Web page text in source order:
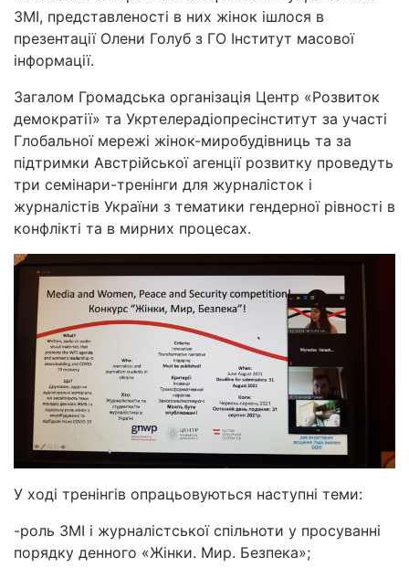
ЗМІ, представленості в них жінок ішлося в
презентації Олени Голуб з ГО Інститут масової
інформації.
Загалом Громадська організація Центр «Розвиток
демократії» та Укртелерадіопресінститут за участі
Глобальної мережі жінок-миробудівниць та за
підтримки Австрійської агенції розвитку проведуть
три семінари-тренінги для журналісток і
журналістів України з тематики гендерної рівності в
конфлікті та в мирних процесах.
У ході тренінгів опрацьовуються наступні теми:
-роль ЗМІ і журналістської спільноти у просуванні
порядку денного «Жінки. Мир. Безпека»;